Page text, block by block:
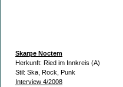
Skarpe Noctem
Herkunft: Ried im Innkreis (A)
Stil: Ska, Rock, Punk
Interview 4/2008